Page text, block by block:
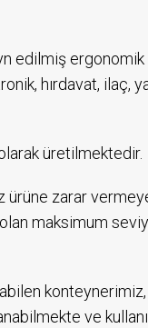
ergonomik
hırdavat, ilaç,
üretilmektedir.
zarar
maksimum
ve